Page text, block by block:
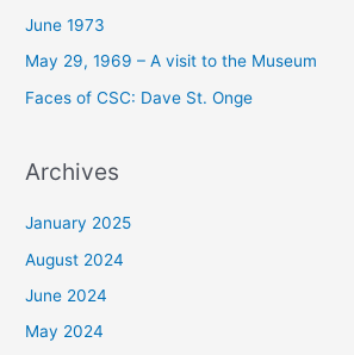
June 1973
May 29, 1969 – A visit to the Museum
Faces of CSC: Dave St. Onge
Archives
January 2025
August 2024
June 2024
May 2024